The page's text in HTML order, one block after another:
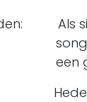
Als
voor